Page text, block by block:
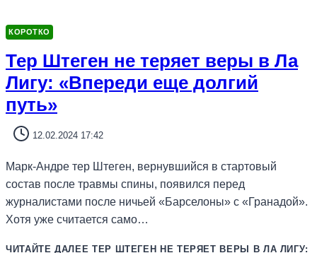
КОРОТКО
Тер Штеген не теряет веры в Ла
Лигу: «Впереди еще долгий
путь»
12.02.2024 17:42
Марк-Андре тер Штеген, вернувшийся в стартовый
состав после травмы спины, появился перед
журналистами после ничьей «Барселоны» с «Гранадой».
Хотя уже считается само…
ЧИТАЙТЕ ДАЛЕЕ ТЕР ШТЕГЕН НЕ ТЕРЯЕТ ВЕРЫ В ЛА ЛИГУ: